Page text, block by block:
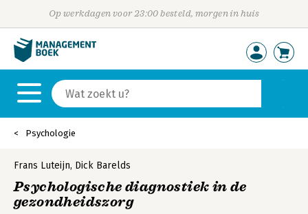
Op werkdagen voor 23:00 besteld, morgen in huis
Psychologie
Frans Luteijn, Dick Barelds
Psychologische diagnostiek in de
gezondheidszorg